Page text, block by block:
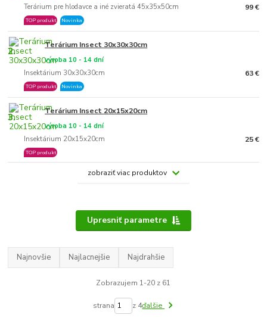
Terárium pre hlodavce a iné zvieratá 45x35x50cm
TOP produkt Novinka
99 €
2. Terárium Insect 30x30x30cm
Insektárium 30x30x30cm
výroba 10 - 14 dní
TOP produkt Novinka
63 €
3. Terárium Insect 20x15x20cm
Insektárium 20x15x20cm
výroba 10 - 14 dní
TOP produkt
25 €
zobraziť viac produktov
Upresniť parametre
Najnovšie Najlacnejšie Najdrahšie
Zobrazujem 1-20 z 61
strana z 4ďalšie